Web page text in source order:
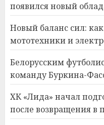
появился новый
Новый баланс сил:
мототехники и
Белорусским
команду Буркина-
ХК «Лида» начал
после возвращения в